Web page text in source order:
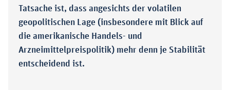
Tatsache ist, dass angesichts der volatilen
geopolitischen Lage (insbesondere mit Blick auf
die amerikanische Handels- und
Arzneimittelpreispolitik) mehr denn je Stabilität
entscheidend ist.